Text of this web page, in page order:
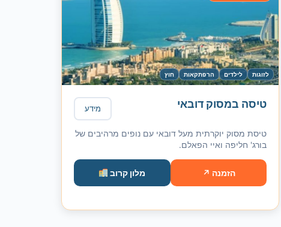
לזוגות לילדים הרפתקאות חוץ
טיסה במסוק דובאי מידע
טיסת מסוק יוקרתית מעל דובאי עם נופים מרהיבים של
בורג' חליפה ואיי הפאלם.
הזמנה ↗ מלון קרוב